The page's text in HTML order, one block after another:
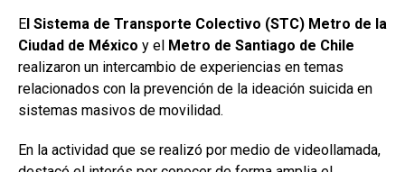
E l Sistema de Transporte Colectivo (STC) Metro de la
Ciudad de México y el Metro de Santiago de Chile
realizaron un intercambio de experiencias en temas
relacionados con la prevención de la ideación suicida en
sistemas masivos de movilidad.
En la actividad que se realizó por medio de videollamada,